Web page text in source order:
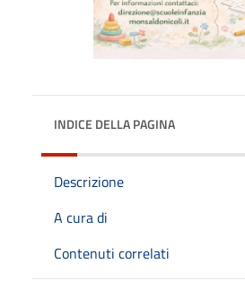
INDICE DELLA PAGINA
Descrizione
A cura di
Contenuti correlati